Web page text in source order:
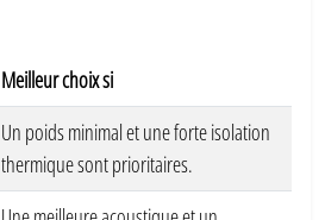
Meilleur choix si
Un poids minimal et une forte isolation
thermique sont prioritaires.